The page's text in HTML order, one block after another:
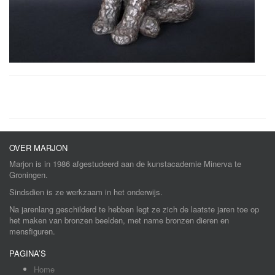
OVER MARJON
Marjon is in 1986 afgestudeerd aan de kunstacademie Minerva te
Groningen.
Sindsdien is ze werkzaam in het onderwijs.
Na jarenlang geschilderd te hebben legt ze zich de laatste jaren toe op
het maken van bronzen beelden, met name bronzen dieren en
mensfiguren.
PAGINA’S
Home